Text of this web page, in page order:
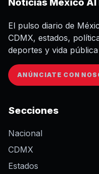
El pulso diario de
CDMX, estados,
deportes y vida
ANÚNCIATE CON
Secciones
Nacional
CDMX
Estados